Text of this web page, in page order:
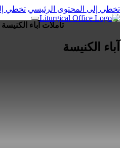
تخطي إلى المحتوى الرئيسي تخطي
تأملات آباء
آباء الكنيسة